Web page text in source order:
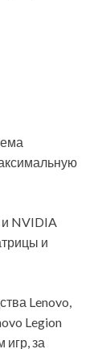
и NVIDIA
и
Lenovo,
Legion
за